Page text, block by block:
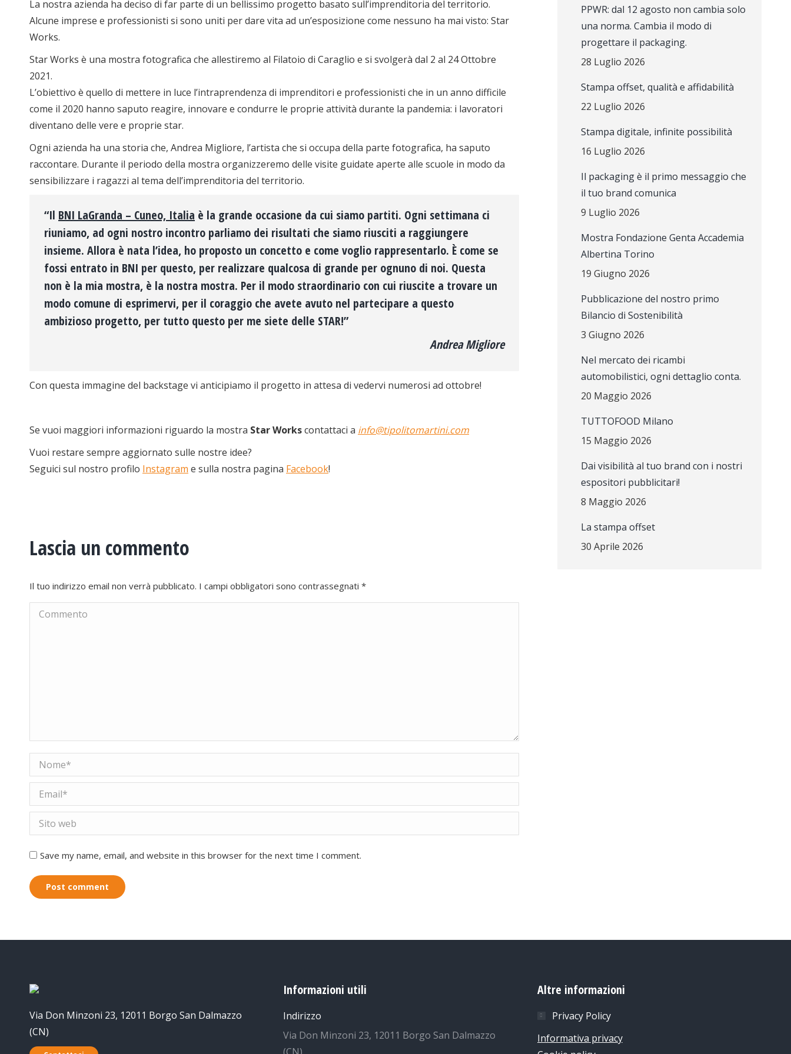
La nostra azienda ha deciso di far parte di un bellissimo progetto basato sull’imprenditoria del territorio.
Alcune imprese e professionisti si sono uniti per dare vita ad un’esposizione come nessuno ha mai visto: Star
Works.
Star Works è una mostra fotografica che allestiremo al Filatoio di Caraglio e si svolgerà dal 2 al 24 Ottobre
2021.
L’obiettivo è quello di mettere in luce l’intraprendenza di imprenditori e professionisti che in un anno difficile
come il 2020 hanno saputo reagire, innovare e condurre le proprie attività durante la pandemia: i lavoratori
diventano delle vere e proprie star.
Ogni azienda ha una storia che, Andrea Migliore, l’artista che si occupa della parte fotografica, ha saputo
raccontare. Durante il periodo della mostra organizzeremo delle visite guidate aperte alle scuole in modo da
sensibilizzare i ragazzi al tema dell’imprenditoria del territorio.
“Il BNI LaGranda – Cuneo, Italia è la grande occasione da cui siamo partiti. Ogni settimana ci
riuniamo, ad ogni nostro incontro parliamo dei risultati che siamo riusciti a raggiungere
insieme. Allora è nata l’idea, ho proposto un concetto e come voglio rappresentarlo. È come se
fossi entrato in BNI per questo, per realizzare qualcosa di grande per ognuno di noi. Questa
non è la mia mostra, è la nostra mostra. Per il modo straordinario con cui riuscite a trovare un
modo comune di esprimervi, per il coraggio che avete avuto nel partecipare a questo
ambizioso progetto, per tutto questo per me siete delle STAR!”
Andrea Migliore
Con questa immagine del backstage vi anticipiamo il progetto in attesa di vedervi numerosi ad ottobre!
Se vuoi maggiori informazioni riguardo la mostra Star Workscontattaci a info@tipolitomartini.com
Vuoi restare sempre aggiornato sulle nostre idee?
Seguici sul nostro profilo Instagram e sulla nostra pagina Facebook!
Lascia un commento
Il tuo indirizzo email non verrà pubblicato. I campi obbligatori sono contrassegnati *
Commento
Nome *
Email *
Sito web
Save my name, email, and website in this browser for the next time I comment.
Post comment
PPWR: dal 12 agosto non cambia solo
una norma. Cambia il modo di
progettare il packaging.
28 Luglio 2026
Stampa offset, qualità e affidabilità
22 Luglio 2026
Stampa digitale, infinite possibilità
16 Luglio 2026
Il packaging è il primo messaggio che
il tuo brand comunica
9 Luglio 2026
Mostra Fondazione Genta Accademia
Albertina Torino
19 Giugno 2026
Pubblicazione del nostro primo
Bilancio di Sostenibilità
3 Giugno 2026
Nel mercato dei ricambi
automobilistici, ogni dettaglio conta.
20 Maggio 2026
TUTTOFOOD Milano
15 Maggio 2026
Dai visibilità al tuo brand con i nostri
espositori pubblicitari!
8 Maggio 2026
La stampa offset
30 Aprile 2026
Via Don Minzoni 23, 12011 Borgo San Dalmazzo
(CN)
Informazioni utili
Indirizzo
Via Don Minzoni 23, 12011 Borgo San Dalmazzo
Altre informazioni
Privacy Policy
Informativa privacy